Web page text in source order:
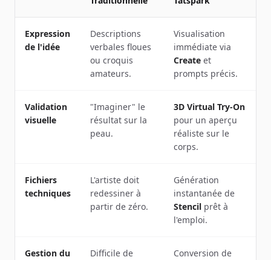
Expression
de l'idée
Descriptions
verbales floues
ou croquis
amateurs.
Visualisation
immédiate via
Create et
prompts précis.
Validation
visuelle
"Imaginer" le
résultat sur la
peau.
3D Virtual Try-On
pour un aperçu
réaliste sur le
corps.
Fichiers
techniques
L'artiste doit
redessiner à
partir de zéro.
Génération
instantanée de
Stencil prêt à
l'emploi.
Gestion du
Difficile de
Conversion de